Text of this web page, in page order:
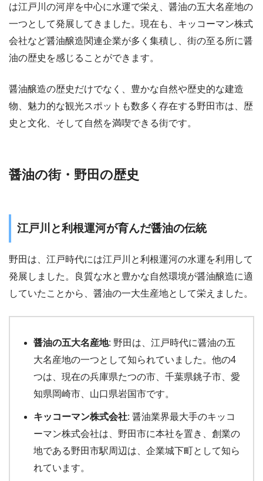
は江戸川の河岸を中心に水運で栄え、醤油の五大名産地の
一つとして発展してきました。現在も、キッコーマン株式
会社など醤油醸造関連企業が多く集積し、街の至る所に醤
油の歴史を感じることができます。
醤油醸造の歴史だけでなく、豊かな自然や歴史的な建造
物、魅力的な観光スポットも数多く存在する野田市は、歴
史と文化、そして自然を満喫できる街です。
醤油の街・野田の歴史
江戸川と利根運河が育んだ醤油の伝統
野田は、江戸時代には江戸川と利根運河の水運を利用して
発展しました。良質な水と豊かな自然環境が醤油醸造に適
していたことから、醤油の一大生産地として栄えました。
醤油の五大名産地: 野田は、江戸時代に醤油の五
大名産地の一つとして知られていました。他の4
つは、現在の兵庫県たつの市、千葉県銚子市、愛
知県岡崎市、山口県岩国市です。
キッコーマン株式会社: 醤油業界最大手のキッコ
ーマン株式会社は、野田市に本社を置き、創業の
地である野田市駅周辺は、企業城下町として知ら
れています。